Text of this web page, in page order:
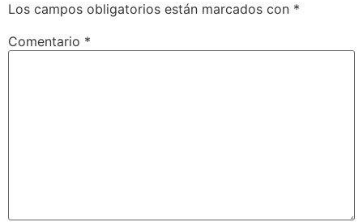
Los campos obligatorios están marcados con *
Comentario *